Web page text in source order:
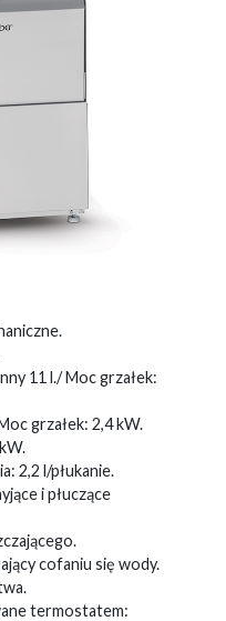
11 l./ Moc grzałek:
grzałek: 2,4 kW.
2,2 l/płukanie.
i płuczące
cofaniu się wody.
termostatem: